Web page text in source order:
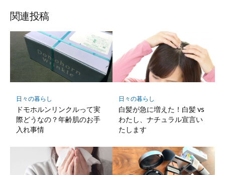
関連投稿
日々の暮らし
ドモホルンリンクルって実
際どうなの？年齢肌のお手
入れ事情
日々の暮らし
白髪が急に増えた！白髪 vs
わたし、ナチュラル宣言い
たします